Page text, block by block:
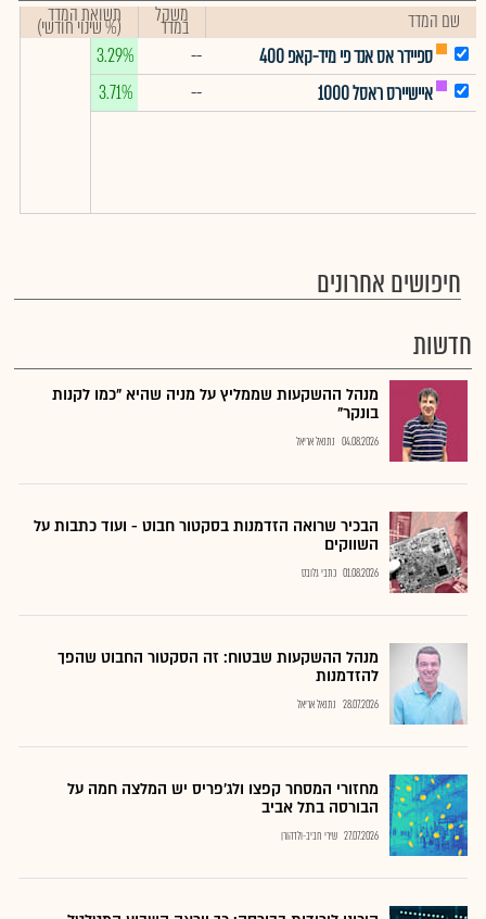
שם המדד משקל
במדד תשואת המדד
(% שינוי חודשי)
ספיידר אס אנד פי מיד-קאפ 400
--
3.29%
איישיירס ראסל 1000
--
3.71%
חיפושים אחרונים
חדשות
מנהל ההשקעות שממליץ על מניה שהיא "כמו לקנות
בונקר"
04.08.2026 נתנאל אריאל
הבכיר שרואה הזדמנות בסקטור חבוט - ועוד כתבות על
השווקים
01.08.2026 כתבי גלובס
מנהל ההשקעות שבטוח: זה הסקטור החבוט שהפך
להזדמנות
28.07.2026 נתנאל אריאל
מחזורי המסחר קפצו ולג'פריס יש המלצה חמה על
הבורסה בתל אביב
27.07.2026 שירי חביב-ולדהורן